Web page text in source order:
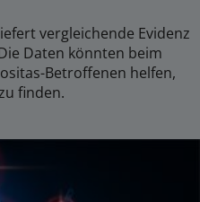
vergleichende Evidenz
Daten könnten beim
Betroffenen helfen,
finden.